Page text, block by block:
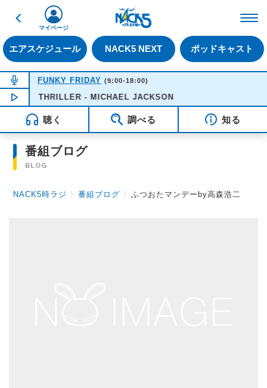
戻る
エアスケジュール NACK5 NEXT ポッドキャスト
マイページ
NOW ON AIR
FUNKY FRIDAY (9:00-18:00)
NOW PLAYING 12:21
THRILLER - MICHAEL JACKSON
聴く 調べる 知る
番組ブログ
BLOG
NACK5時ラジ 〉番組ブログ 〉ふつおたマンデーby高森浩二